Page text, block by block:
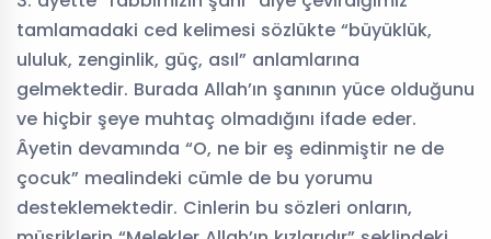
tamlamadaki ced kelimesi sözlükte “büyüklük,
ululuk, zenginlik, güç, asıl” anlamlarına
gelmektedir. Burada Allah’ın şanının yüce olduğunu
ve hiçbir şeye muhtaç olmadığını ifade eder.
Âyetin devamında “O, ne bir eş edinmiştir ne de
çocuk” mealindeki cümle de bu yorumu
desteklemektedir. Cinlerin bu sözleri onların,